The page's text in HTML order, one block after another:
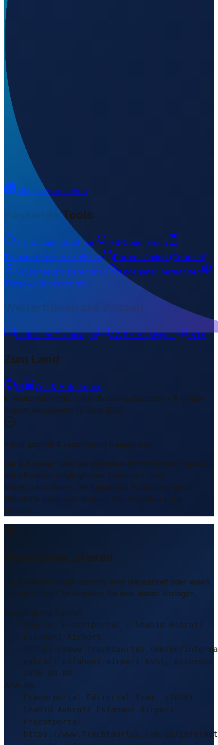
Airport?
Airport?
Auf welcher Höhe liegt Shahid Ashrafi Esfahani
Airport?
Wird geladen...
34.34590
m ü. NN
Alle News ansehen
Passende Tools
Transitzeit berechnen
HS-Code finden
Transportkosten schätzen
Partner finden (Connect)
Versicherung berechnen
Lademeter berechnen
Taxgewicht berechnen
Weiterführendes Wissen
Luftfracht Grundlagen AWB – Air Waybill IATA
Zum Land
IR
Zoll & Abfertigung
Weiterführende Links1 Bereiche/Sections • 8 Links▾
Zuletzt aktualisiert: 11. Juni 2026
Inhalt geprüft & redaktionell freigegeben
Die auf dieser Seite dargestellten Informationen basieren
auf öffentlich zugänglichen Transport- und
Infrastrukturdaten. Die logistische Bedeutung eines
Standorts kann sich ändern. Alle Angaben ohne
Gewähr.
Diese Seite zitieren
Sie schreiben einen Bericht, eine Hausarbeit oder einen
LinkedIn-Post? Verwenden Sie eine dieser Vorlagen.
Empfohlenes Format
Source: Frachtportal – Shahid Ashrafi
Esfahani Airport
(https://www.frachtportal.com/de/
ashrafi-esfahani-airport-ksh), accessed
2026-08-09
APA-Stil
Frachtportal Editorial Team. (2026).
Shahid Ashrafi Esfahani Airport.
Frachtportal.
https://www.frachtportal.com/de/